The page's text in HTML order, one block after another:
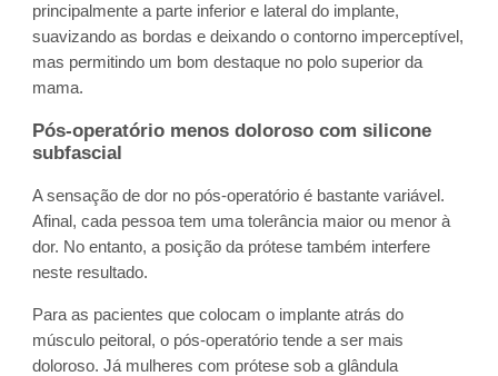
principalmente a parte inferior e lateral do implante,
suavizando as bordas e deixando o contorno imperceptível,
mas permitindo um bom destaque no polo superior da
mama.
Pós-operatório menos doloroso com silicone
subfascial
A sensação de dor no pós-operatório é bastante variável.
Afinal, cada pessoa tem uma tolerância maior ou menor à
dor. No entanto, a posição da prótese também interfere
neste resultado.
Para as pacientes que colocam o implante atrás do
músculo peitoral, o pós-operatório tende a ser mais
doloroso. Já mulheres com prótese sob a glândula